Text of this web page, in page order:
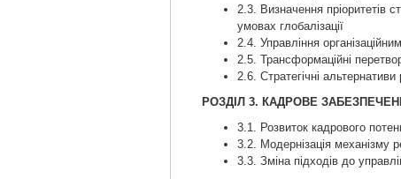
2.3. Визначення пріоритетів
умовах глобалізації
2.4. Управління
2.5. Трансформаційні
2.6. Стратегічні
РОЗДІЛ 3. КАДРОВЕ
3.1. Розвиток кадрового
3.2. Модернізація механізму
3.3. Зміна підходів до